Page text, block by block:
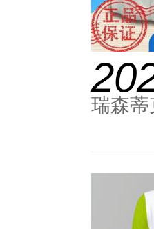
瑞森